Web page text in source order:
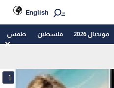
English
مونديال 2026 فلسطين طقس
1